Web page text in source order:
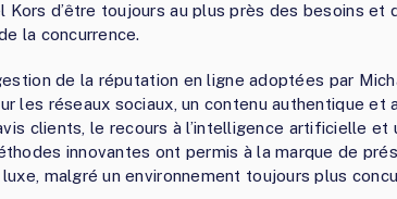
d’être toujours au plus près des besoins et
la concurrence.
de la réputation en ligne adoptées par
les réseaux sociaux, un contenu authentique et
clients, le recours à l’intelligence artificielle et
innovantes ont permis à la marque de
malgré un environnement toujours plus